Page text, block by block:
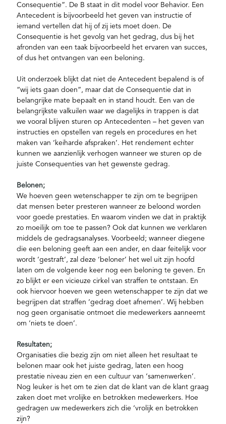
Consequentie”. De B staat in dit model voor Behavior. Een
Antecedent is bijvoorbeeld het geven van instructie of
iemand vertellen dat hij of zij iets moet doen. De
Consequentie is het gevolg van het gedrag, dus bij het
afronden van een taak bijvoorbeeld het ervaren van succes,
of dus het ontvangen van een beloning.
Uit onderzoek blijkt dat niet de Antecedent bepalend is of
“wij iets gaan doen”, maar dat de Consequentie dat in
belangrijke mate bepaalt en in stand houdt. Een van de
belangrijkste valkuilen waar we dagelijks in trappen is dat
we vooral blijven sturen op Antecedenten – het geven van
instructies en opstellen van regels en procedures en het
maken van ‘keiharde afspraken’. Het rendement echter
kunnen we aanzienlijk verhogen wanneer we sturen op de
juiste Consequenties van het gewenste gedrag.
Belonen;
We hoeven geen wetenschapper te zijn om te begrijpen
dat mensen beter presteren wanneer ze beloond worden
voor goede prestaties. En waarom vinden we dat in praktijk
zo moeilijk om toe te passen? Ook dat kunnen we verklaren
middels de gedragsanalyses. Voorbeeld; wanneer diegene
die een beloning geeft aan een ander, en daar feitelijk voor
wordt ‘gestraft’, zal deze ‘beloner’ het wel uit zijn hoofd
laten om de volgende keer nog een beloning te geven. En
zo blijkt er een vicieuze cirkel van straffen te ontstaan. En
ook hiervoor hoeven we geen wetenschapper te zijn dat we
begrijpen dat straffen ‘gedrag doet afnemen’. Wij hebben
nog geen organisatie ontmoet die medewerkers aanneemt
om ‘niets te doen’.
Resultaten;
Organisaties die bezig zijn om niet alleen het resultaat te
belonen maar ook het juiste gedrag, laten een hoog
prestatie niveau zien en een cultuur van ‘samenwerken’.
Nog leuker is het om te zien dat de klant van de klant graag
zaken doet met vrolijke en betrokken medewerkers. Hoe
gedragen uw medewerkers zich die ‘vrolijk en betrokken
zijn?